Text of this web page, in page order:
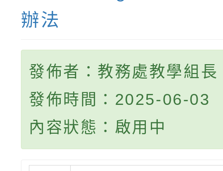
辦法
發佈者：教務處教學組長
發佈時間：2025-06-03
內容狀態：啟用中